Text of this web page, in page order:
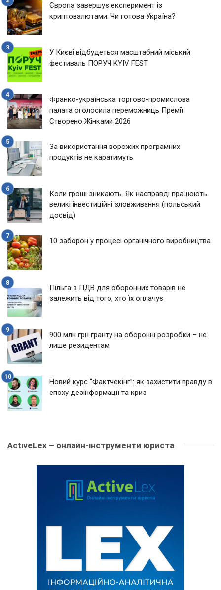
Європа завершує експеримент із
криптовалютами. Чи готова Україна?
У Києві відбудеться масштабний міський
фестиваль ПОРУЧ KYIV FEST
Франко-українська торгово-промислова
палата оголосила переможниць Премії
Створено Жінками 2026
За використання ворожих програмних
продуктів не каратимуть
Коли гроші зникають. Як насправді працюють
великі інвестиційні зловживання (польський
досвід)
10 заборон у процесі органічного виробництва
Пільга з ПДВ для оборонних товарів не
залежить від того, хто їх оплачує
900 млн грн гранту на оборонні розробки – не
лише резидентам
Новий курс “Фактчекінг”: як захистити правду в
епоху дезінформації та криз
ActiveLex – онлайн-інструменти юриста